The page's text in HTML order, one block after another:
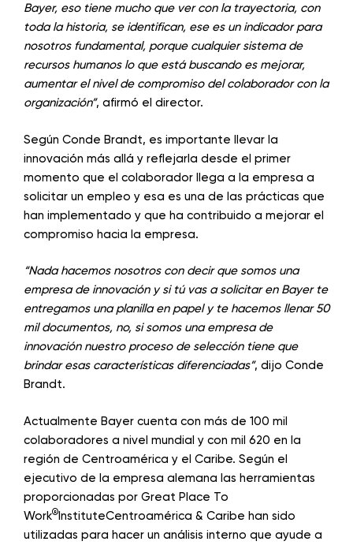
Bayer, eso tiene mucho que ver con la trayectoria, con
toda la historia, se identifican, ese es un indicador para
nosotros fundamental, porque cualquier sistema de
recursos humanos lo que está buscando es mejorar,
aumentar el nivel de compromiso del colaborador con la
organización”, afirmó el director.
Según Conde Brandt, es importante llevar la
innovación más allá y reflejarla desde el primer
momento que el colaborador llega a la empresa a
solicitar un empleo y esa es una de las prácticas que
han implementado y que ha contribuido a mejorar el
compromiso hacia la empresa.
“Nada hacemos nosotros con decir que somos una
empresa de innovación y si tú vas a solicitar en Bayer te
entregamos una planilla en papel y te hacemos llenar 50
mil documentos, no, si somos una empresa de
innovación nuestro proceso de selección tiene que
brindar esas características diferenciadas”, dijo Conde
Brandt.
Actualmente Bayer cuenta con más de 100 mil
colaboradores a nivel mundial y con mil 620 en la
región de Centroamérica y el Caribe. Según el
ejecutivo de la empresa alemana las herramientas
proporcionadas por Great Place To
Work®InstituteCentroamérica & Caribe han sido
utilizadas para hacer un análisis interno que ayude a